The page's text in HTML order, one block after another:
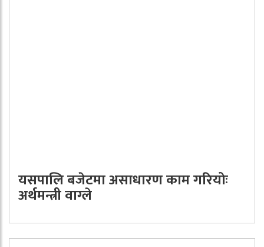
यसपालि बजेटमा असाधारण काम गरियोः
अर्थमन्त्री वाग्ले